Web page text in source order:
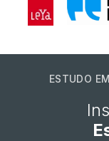
ESTUDO